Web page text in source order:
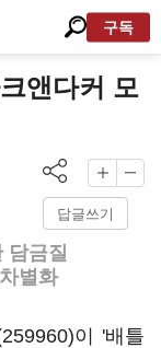
구독
앤다커 모
답글쓰기
담금질
별화
이 '배틀